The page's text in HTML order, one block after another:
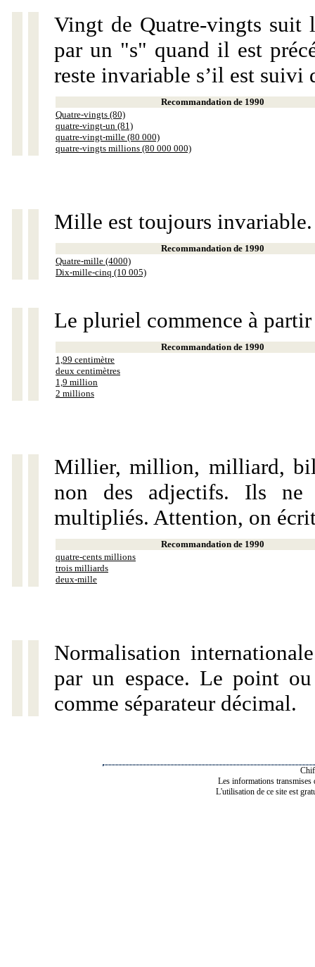
Vingt de Quatre-vingts suit
par un "s" quand il est
reste invariable s’il est suivi
Recommandation de 1990
Quatre-vingts (80)
quatre-vingt-un (81)
quatre-vingt-mille (80 000)
quatre-vingts millions (80 000 000)
Mille est toujours invariable.
Recommandation de 1990
Quatre-mille (4000)
Dix-mille-cinq (10 005)
Le pluriel commence à
Recommandation de 1990
1,99 centimètre
deux centimètres
1,9 million
2 millions
Millier, million, milliard,
non des adjectifs. Ils ne
multipliés. Attention, on
Recommandation de 1990
quatre-cents millions
trois milliards
deux-mille
Normalisation
par un espace. Le point
comme séparateur décimal.
Les informations transmises
L'utilisation de ce site est